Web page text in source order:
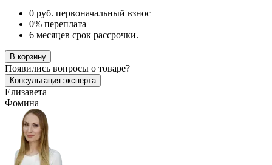
0 руб. первоначальный взнос
0% переплата
6 месяцев срок рассрочки.
В корзину
Появились вопросы о товаре?
Консультация эксперта
Елизавета
Фомина